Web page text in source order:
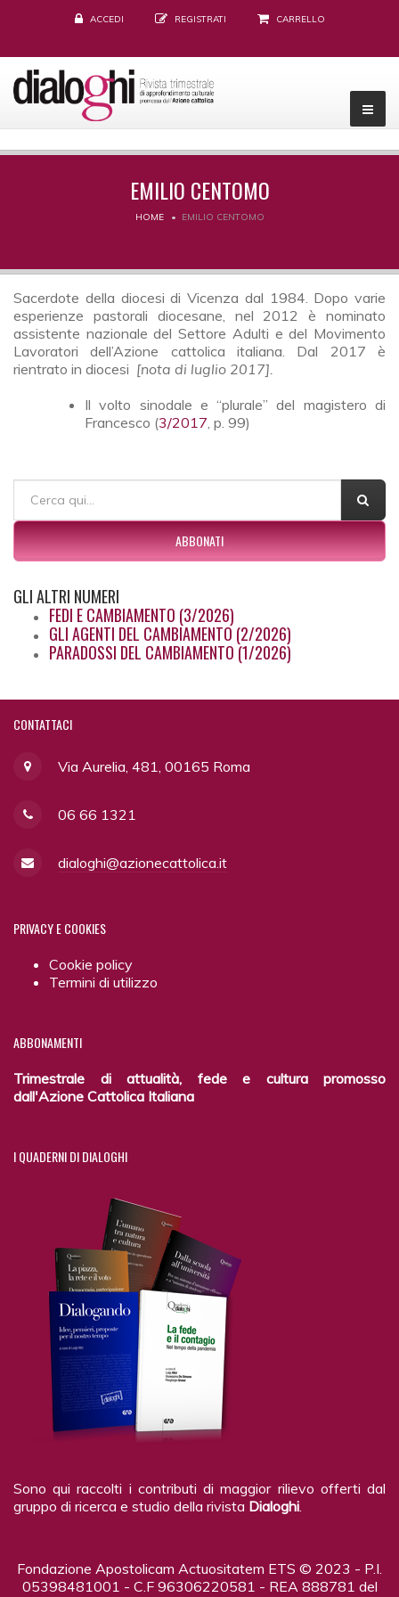
ACCEDI REGISTRATI CARRELLO
EMILIO CENTOMO
HOME EMILIO CENTOMO
Sacerdote della diocesi di Vicenza dal 1984. Dopo varie
esperienze pastorali diocesane, nel 2012 è nominato
assistente nazionale del Settore Adulti e del Movimento
Lavoratori dell’Azione cattolica italiana. Dal 2017 è
rientrato in diocesi [nota di luglio 2017].
Il volto sinodale e “plurale” del magistero di
Francesco (3/2017, p. 99)
FORM DI RICERCA
ABBONATI
GLIALTRI NUMERI
FEDI E CAMBIAMENTO (3/2026)
GLI AGENTI DEL CAMBIAMENTO (2/2026)
PARADOSSI DEL CAMBIAMENTO (1/2026)
CONTATTACI
Via Aurelia, 481, 00165 Roma
06 66 1321
dialoghi@azionecattolica.it
PRIVACYE COOKIES
Cookie policy
Termini di utilizzo
ABBONAMENTI
Trimestrale di attualità, fede e cultura promosso
dall'Azione Cattolica Italiana
IQUADERNI DI DIALOGHI
Sono qui raccolti i contributi di maggior rilievo offerti dal
gruppo di ricerca e studio della rivista Dialoghi
Fondazione Apostolicam Actuositatem ETS © 2023 - P.I.
05398481001 - C.F 96306220581 - REA 888781 del